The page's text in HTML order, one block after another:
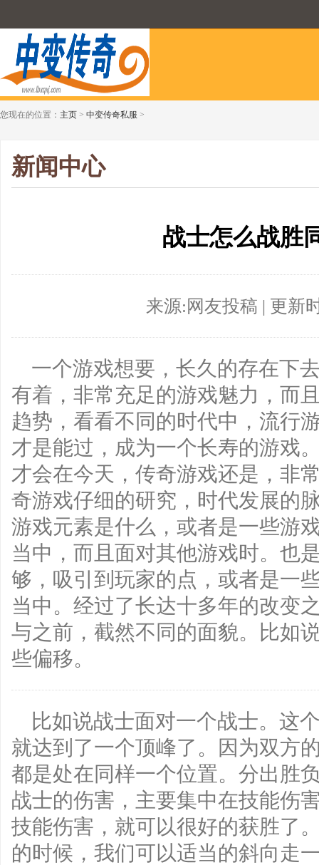
您现在的位置： 主页 > 中变传奇私服 >
新闻中心
战士怎么战胜
来源:网友投稿 | 更新
一个游戏想要，长久的存在下
有着，非常充足的游戏魅力，而
趋势，看看不同的时代中，流行
才是能过，成为一个长寿的游戏
才会在今天，传奇游戏还是，非
奇游戏仔细的研究，时代发展的
游戏元素是什么，或者是一些游
当中，而且面对其他游戏时。也
够，吸引到玩家的点，或者是一
当中。经过了长达十多年的改变
与之前，截然不同的面貌。比如
些偏移。
比如说战士面对一个战士。这
就达到了一个顶峰了。因为双方
都是处在同样一个位置。分出胜
战士的伤害，主要集中在技能伤
技能伤害，就可以很好的获胜了
的时候，我们可以适当的斜向走